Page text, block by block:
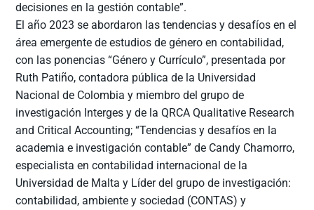
decisiones en la gestión contable”.
El año 2023 se abordaron las tendencias y desafíos en el
área emergente de estudios de género en contabilidad,
con las ponencias “Género y Currículo”, presentada por
Ruth Patiño, contadora pública de la Universidad
Nacional de Colombia y miembro del grupo de
investigación Interges y de la QRCA Qualitative Research
and Critical Accounting; “Tendencias y desafíos en la
academia e investigación contable” de Candy Chamorro,
especialista en contabilidad internacional de la
Universidad de Malta y Líder del grupo de investigación:
contabilidad, ambiente y sociedad (CONTAS) y